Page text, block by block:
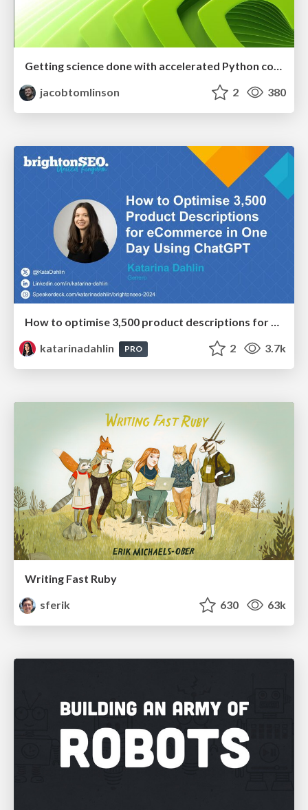
Getting science done with accelerated Python computing platforms
jacobtomlinson
2 380
How to optimise 3,500 product descriptions for ecommerce in one day using ChatGPT
katarinadahlin
PRO 2 3.7k
Writing Fast Ruby
sferik
630 63k